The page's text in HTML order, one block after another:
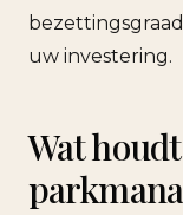
uw investering.
Wat